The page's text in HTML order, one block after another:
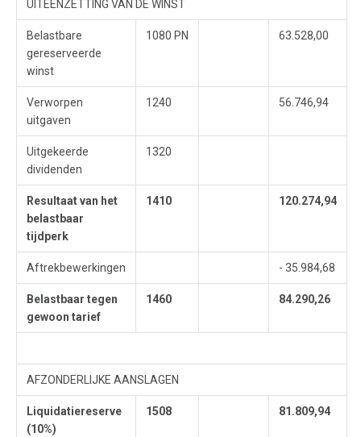
UITEENZETTING VAN DE WINST
Belastbare
gereserveerde
winst
1080 PN 63.528,00
Verworpen
uitgaven
1240 56.746,94
Uitgekeerde
dividenden
1320
Resultaat van het
belastbaar
tijdperk
1410 120.274,94
Aftrekbewerkingen - 35.984,68
Belastbaar tegen
gewoon tarief
1460 84.290,26
AFZONDERLIJKE AANSLAGEN
Liquidatiereserve
(10%)
1508 81.809,94